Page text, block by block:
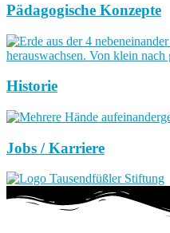
Pädagogische Konzepte
Historie
Jobs / Karriere